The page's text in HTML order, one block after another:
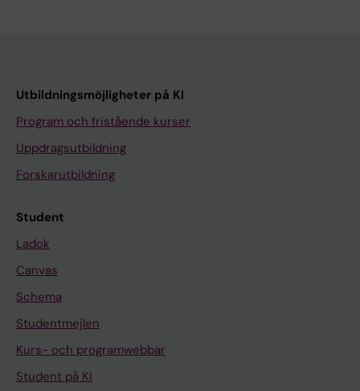
Utbildningsmöjligheter på KI
Program och fristående kurser
Uppdragsutbildning
Forskarutbildning
Student
Ladok
Canvas
Schema
Studentmejlen
Kurs- och programwebbar
Student på KI